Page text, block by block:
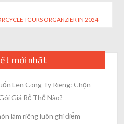
TOURS ORGANZIER IN 2024
mới nhất
Lên Công Ty Riêng: Chọn
Giá Rẻ Thế Nào?
làm riêng luôn ghi điểm